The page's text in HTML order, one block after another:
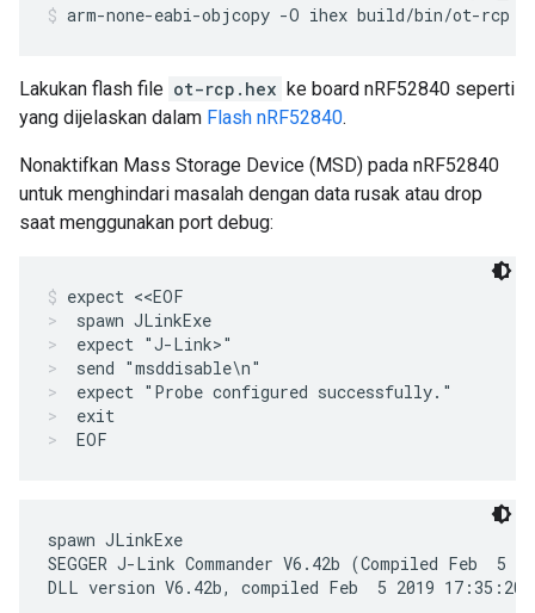
arm-none-eabi-objcopy -O ihex build/bin/ot-rcp
Lakukan flash file ot-rcp.hex ke board nRF52840 seperti
yang dijelaskan dalam Flash nRF52840.
Nonaktifkan Mass Storage Device (MSD) pada nRF52840
untuk menghindari masalah dengan data rusak atau drop
saat menggunakan port debug:
expect <<EOF
spawn JLinkExe
expect "J-Link>"
send "msddisable\n"
expect "Probe configured successfully."
exit
EOF
spawn JLinkExe
SEGGER J-Link Commander V6.42b (Compiled Feb  5
DLL version V6.42b, compiled Feb  5 2019 17:35:20